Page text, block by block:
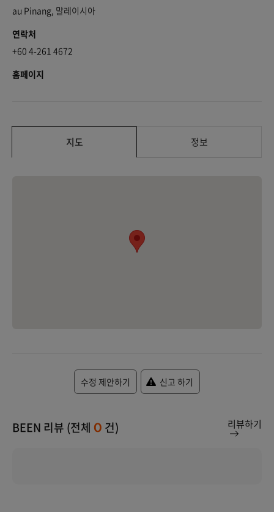
au Pinang, 말레이시아
연락처
+60 4-261 4672
홈페이지
지도 정보
수정 제안하기 신고 하기
BEEN 리뷰 (전체 0 건) 리뷰하기